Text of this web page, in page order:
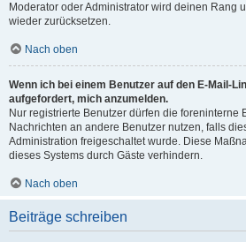
Moderator oder Administrator wird deinen Rang
wieder zurücksetzen.
Nach oben
Wenn ich bei einem Benutzer auf den E-Mail-
aufgefordert, mich anzumelden.
Nur registrierte Benutzer dürfen die foreninterne
Nachrichten an andere Benutzer nutzen, falls
Administration freigeschaltet wurde. Diese
dieses Systems durch Gäste verhindern.
Nach oben
Beiträge schreiben